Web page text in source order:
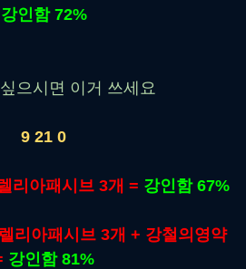
강인함 72%
으시면 이거 쓰세요
9 21 0
리아패시브 3개 = 강인함 67%
리아패시브 3개 + 강철의영약
강인함 81%